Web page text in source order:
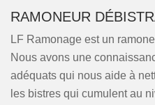
RAMONEUR
LF Ramonage est un
Nous avons une
adéquats qui nous aide à
les bistres qui cumulent au